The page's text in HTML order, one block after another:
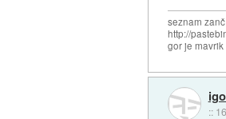
seznam
http://
gor je
::